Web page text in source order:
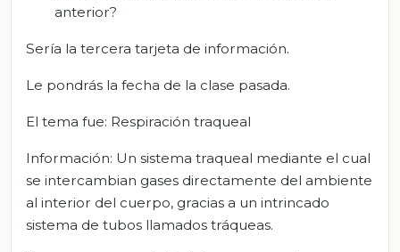
anterior?
Sería la tercera tarjeta de información.
Le pondrás la fecha de la clase pasada.
El tema fue: Respiración traqueal
Información: Un sistema traqueal mediante el cual
se intercambian gases directamente del ambiente
al interior del cuerpo, gracias a un intrincado
sistema de tubos llamados tráqueas.